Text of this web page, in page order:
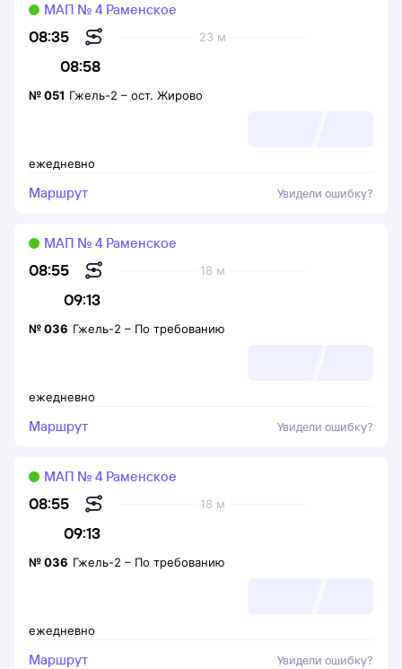
08:35
08:58
23 м
МАП № 4 Раменское
ежедневно
№051 Гжель-2 – ост. Жирово
Маршрут Увидели ошибку?
08:55
09:13
18 м
МАП № 4 Раменское
ежедневно
№036 Гжель-2 – По требованию
Маршрут Увидели ошибку?
08:55
09:13
18 м
МАП № 4 Раменское
ежедневно
№036 Гжель-2 – По требованию
Маршрут Увидели ошибку?